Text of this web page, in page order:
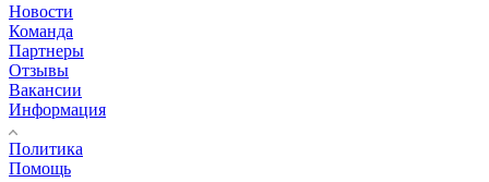
Новости
Команда
Партнеры
Отзывы
Вакансии
Информация
Политика
Помощь